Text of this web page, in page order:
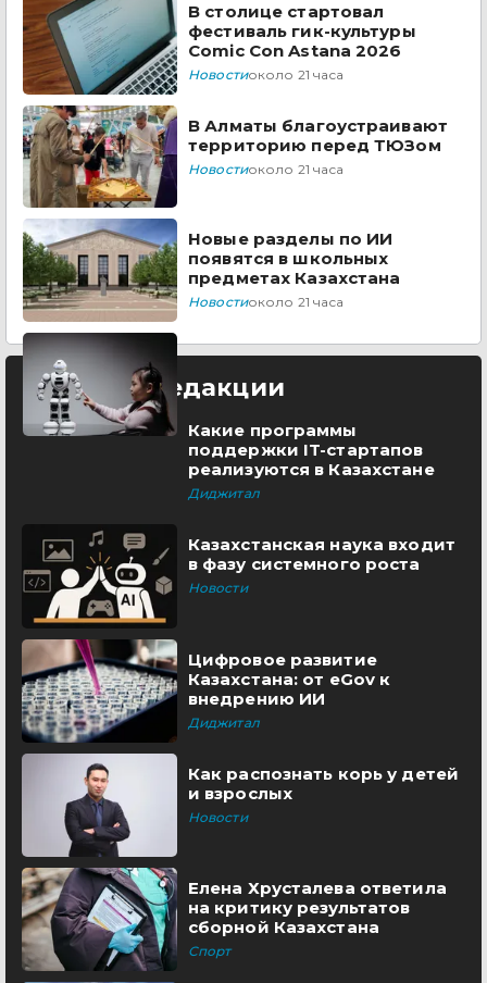
В столице стартовал
фестиваль гик-культуры
Comic Con Astana 2026
Новостиоколо 21 часа
В Алматы благоустраивают
территорию перед ТЮЗом
Новостиоколо 21 часа
Новые разделы по ИИ
появятся в школьных
предметах Казахстана
Новостиоколо 21 часа
Выбор редакции
Какие программы
поддержки IT-стартапов
реализуются в Казахстане
Диджитал
Казахстанская наука входит
в фазу системного роста
Новости
Цифровое развитие
Казахстана: от eGov к
внедрению ИИ
Диджитал
Как распознать корь у детей
и взрослых
Новости
Елена Хрусталева ответила
на критику результатов
сборной Казахстана
Спорт